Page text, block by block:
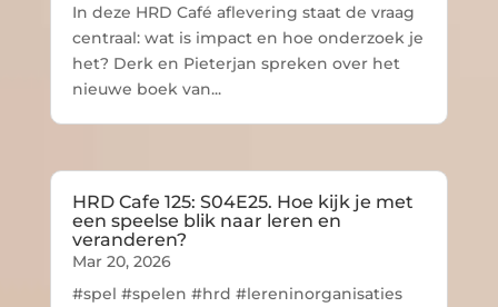
In deze HRD Café aflevering staat de vraag
centraal: wat is impact en hoe onderzoek je
het? Derk en Pieterjan spreken over het
nieuwe boek van...
HRD Cafe 125: S04E25. Hoe kijk je met
een speelse blik naar leren en
veranderen?
Mar 20, 2026
#spel #spelen #hrd #lereninorganisaties